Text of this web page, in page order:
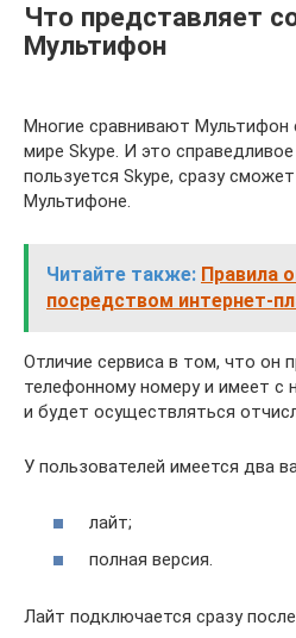
Что представляет
Мультифон
Многие сравнивают Мультифон
мире Skype. И это
пользуется Skype, сразу
Мультифоне.
Читайте также: Правила
посредством интернет-
Отличие сервиса в том, что он
телефонному номеру и имеет с
и будет осуществляться
У пользователей имеется два
лайт;
полная версия.
Лайт подключается сразу